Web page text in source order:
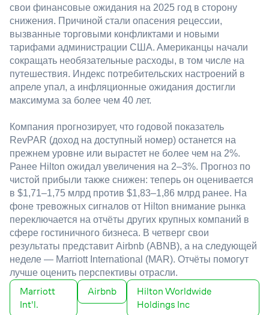
свои финансовые ожидания на 2025 год в сторону
снижения. Причиной стали опасения рецессии,
вызванные торговыми конфликтами и новыми
тарифами администрации США. Американцы начали
сокращать необязательные расходы, в том числе на
путешествия. Индекс потребительских настроений в
апреле упал, а инфляционные ожидания достигли
максимума за более чем 40 лет.
Компания прогнозирует, что годовой показатель
RevPAR (доход на доступный номер) останется на
прежнем уровне или вырастет не более чем на 2%.
Ранее Hilton ожидал увеличения на 2–3%. Прогноз по
чистой прибыли также снижен: теперь он оценивается
в $1,71–1,75 млрд против $1,83–1,86 млрд ранее. На
фоне тревожных сигналов от Hilton внимание рынка
переключается на отчёты других крупных компаний в
сфере гостиничного бизнеса. В четверг свои
результаты представит Airbnb (ABNB), а на следующей
неделе — Marriott International (MAR). Отчёты помогут
лучше оценить перспективы отрасли.
Marriott
Int'l.
Airbnb
Hilton Worldwide
Holdings Inc